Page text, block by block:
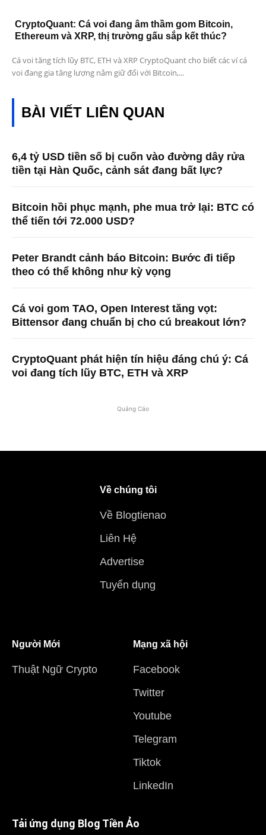
CryptoQuant: Cá voi đang âm thầm gom Bitcoin,
Ethereum và XRP, thị trường gấu sắp kết thúc?
Cá voi tăng tích lũy BTC, ETH và XRP CryptoQuant cho biết các ví cá
voi đang gia tăng lượng nắm giữ đối với Bitcoin,...
BÀI VIẾT LIÊN QUAN
6,4 tỷ USD tiền số bị cuốn vào đường dây rửa
tiền tại Hàn Quốc, cảnh sát đang bất lực?
Bitcoin hồi phục mạnh, phe mua trở lại: BTC có
thể tiến tới 72.000 USD?
Peter Brandt cảnh báo Bitcoin: Bước đi tiếp
theo có thể không như kỳ vọng
Cá voi gom TAO, Open Interest tăng vọt:
Bittensor đang chuẩn bị cho cú breakout lớn?
CryptoQuant phát hiện tín hiệu đáng chú ý: Cá
voi đang tích lũy BTC, ETH và XRP
Quảng Cáo
Về chúng tôi
Về Blogtienao
Liên Hệ
Advertise
Tuyển dụng
Người Mới
Thuật Ngữ Crypto
Mạng xã hội
Facebook
Twitter
Youtube
Telegram
Tiktok
LinkedIn
Tải ứng dụng Blog Tiền Ảo